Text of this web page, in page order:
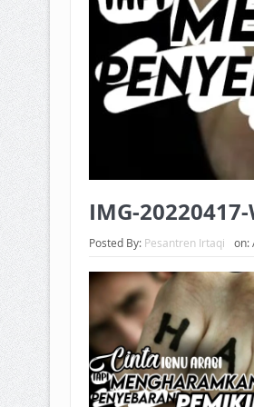
IMG-
Posted By: Pesantren Irtaqi on: